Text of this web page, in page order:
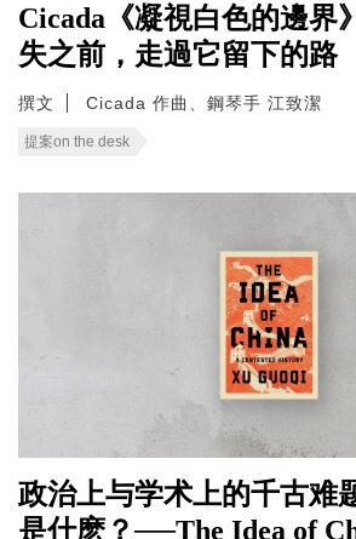
Cicada《凝視白色的邊
失之前，走過它留下的路
撰文 Cicada 作曲、鋼琴手 江致潔
提案on the desk
政治上与学术上的千古难
是什麽？──The Idea of